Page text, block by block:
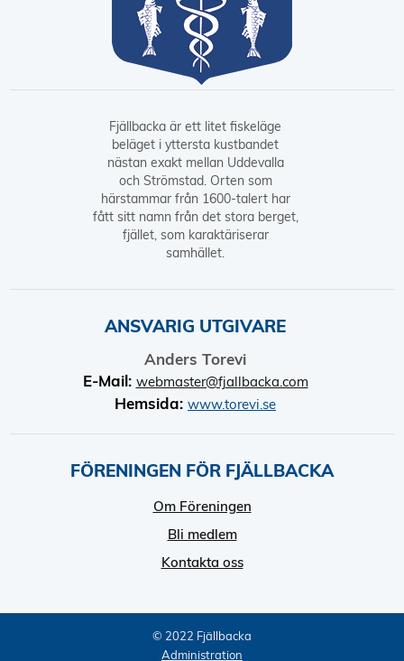
Fjällbacka är ett litet fiskeläge
beläget i yttersta kustbandet
nästan exakt mellan Uddevalla
och Strömstad. Orten som
härstammar från 1600-talert har
fått sitt namn från det stora berget,
fjället, som karaktäriserar
samhället.
ANSVARIG UTGIVARE
Anders Torevi
E-Mail: webmaster@fjallbacka.com
Hemsida: www.torevi.se
FÖRENINGEN FÖR FJÄLLBACKA
Om Föreningen
Bli medlem
Kontakta oss
© 2022 Fjällbacka
Administration